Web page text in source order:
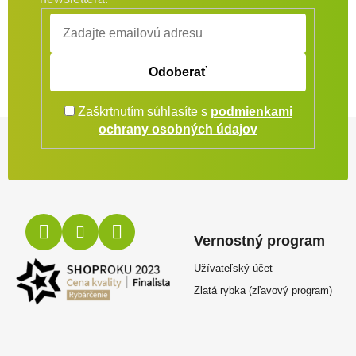
Odoberať
Zaškrtnutím súhlasíte s podmienkami
ochrany osobných údajov
Vernostný program
Užívateľský účet
Zlatá rybka (zľavový program)